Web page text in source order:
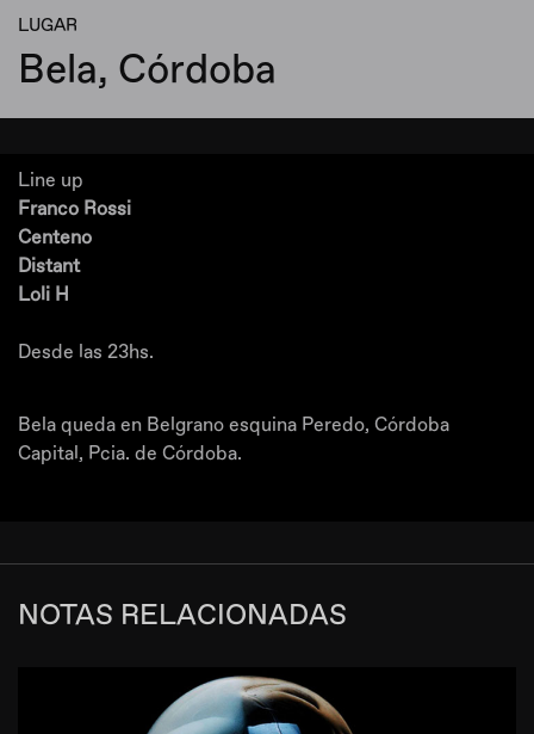
LUGAR
Bela, Córdoba
Line up
Franco Rossi
Centeno
Distant
Loli H
Desde las 23hs.
Bela queda en Belgrano esquina Peredo, Córdoba
Capital, Pcia. de Córdoba.
NOTAS RELACIONADAS